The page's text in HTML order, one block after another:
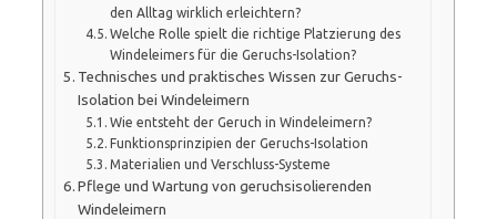
den Alltag wirklich erleichtern?
Welche Rolle spielt die richtige Platzierung des
Windeleimers für die Geruchs-Isolation?
Technisches und praktisches Wissen zur Geruchs-
Isolation bei Windeleimern
Wie entsteht der Geruch in Windeleimern?
Funktionsprinzipien der Geruchs-Isolation
Materialien und Verschluss-Systeme
Pflege und Wartung von geruchsisolierenden
Windeleimern